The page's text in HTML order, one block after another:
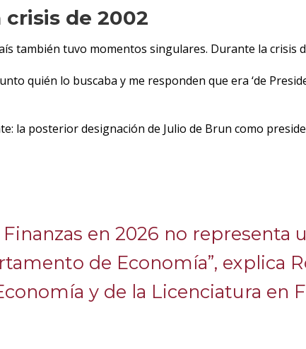
de 2002
también tuvo momentos singulares. Durante la crisis
quién lo buscaba y me responden que era ‘de
la posterior designación de Julio de Brun como
en 2026 no
de Economía”, explica
y de la Licenciatura en